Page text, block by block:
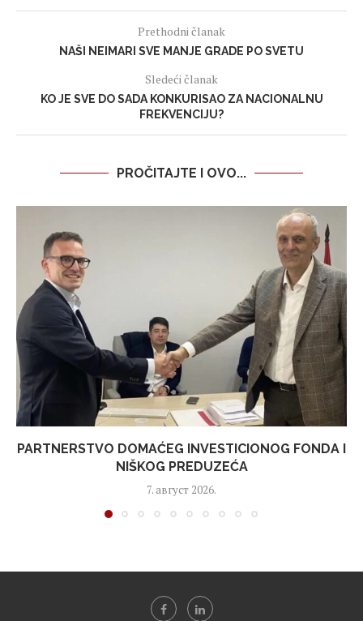
Prethodni članak
NAŠI NEIMARI SVE MANJE GRADE PO SVETU
Sledeći članak
KO JE SVE DO SADA KONKURISAO ZA NACIONALNU
FREKVENCIJU?
PROČITAJTE I OVO...
PARTNERSTVO DOMAĆEG INVESTICIONOG FONDA I
NIŠKOG PREDUZEĆA
7. август 2026.